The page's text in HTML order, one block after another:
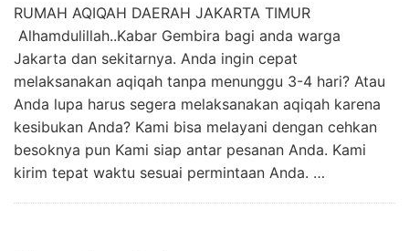
RUMAH AQIQAH DAERAH JAKARTA TIMUR
Alhamdulillah..Kabar Gembira bagi anda warga
Jakarta dan sekitarnya. Anda ingin cepat
melaksanakan aqiqah tanpa menunggu 3-4 hari? Atau
Anda lupa harus segera melaksanakan aqiqah karena
kesibukan Anda? Kami bisa melayani dengan cehkan
besoknya pun Kami siap antar pesanan Anda. Kami
kirim tepat waktu sesuai permintaan Anda. …